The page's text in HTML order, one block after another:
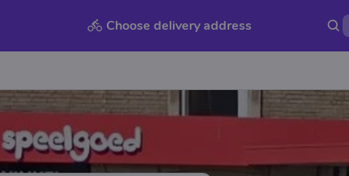
Choose delivery address